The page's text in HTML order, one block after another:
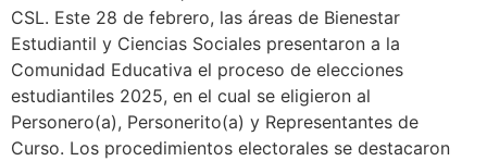
CSL. Este 28 de febrero, las áreas de Bienestar
Estudiantil y Ciencias Sociales presentaron a la
Comunidad Educativa el proceso de elecciones
estudiantiles 2025, en el cual se eligieron al
Personero(a), Personerito(a) y Representantes de
Curso. Los procedimientos electorales se destacaron